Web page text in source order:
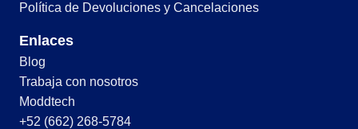
Política de Devoluciones y Cancelaciones
Enlaces
Blog
Trabaja con nosotros
Moddtech
+52 (662) 268-5784